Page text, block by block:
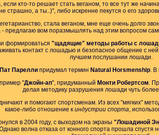
кто-то решает стать веганом, то все тут же
страшно, а ты..)", либо искренне пекутся о его
стала веганом, мне еще очень долго
предлагаю вом поразмышлять над этим вопросом
формироваться "щадящие" методы работы с
контакт с лошадью и безопасное общение с
лучшем послушании лошади.
Пат Пареллипридумал термин Natural Horsmenship. В
"Джойн-ап", придуманный Монти Робертсом.
делая методику разрушения лошади чуть
и помогают спортсменам. Из всех "мягких"
какое-либо отношение к индустрии спорта,
в 2004 году, с выходом на экраны "Лошадиной
волна отказа от конного спорта прошла